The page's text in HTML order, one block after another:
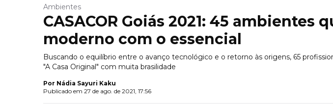
Ambientes
CASACOR Goiás 2021: 45 ambientes
moderno com o essencial
Buscando o equilíbrio entre o avanço tecnológico e o retorno às origens, 65
"A Casa Original" com muita brasilidade
Por Nádia Sayuri Kaku
Publicado em 27 de ago. de 2021, 17:56